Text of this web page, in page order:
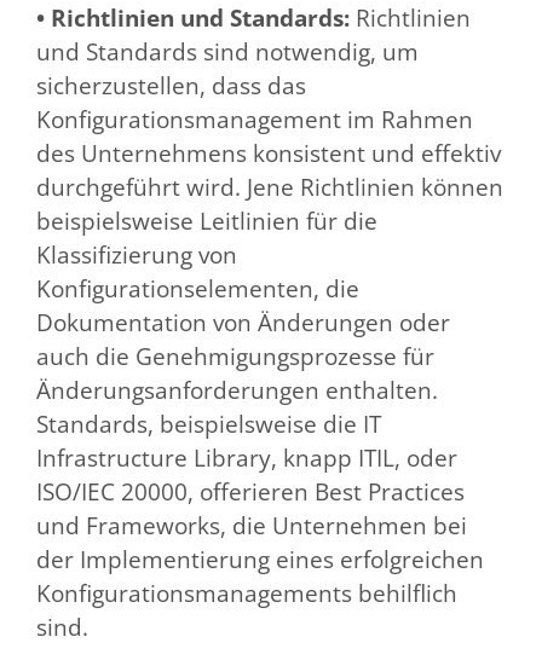
• Richtlinien und Standards: Richtlinien
und Standards sind notwendig, um
sicherzustellen, dass das
Konfigurationsmanagement im Rahmen
des Unternehmens konsistent und effektiv
durchgeführt wird. Jene Richtlinien können
beispielsweise Leitlinien für die
Klassifizierung von
Konfigurationselementen, die
Dokumentation von Änderungen oder
auch die Genehmigungsprozesse für
Änderungsanforderungen enthalten.
Standards, beispielsweise die IT
Infrastructure Library, knapp ITIL, oder
ISO/IEC 20000, offerieren Best Practices
und Frameworks, die Unternehmen bei
der Implementierung eines erfolgreichen
Konfigurationsmanagements behilflich
sind.